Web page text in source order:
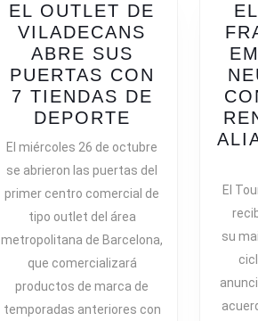
EL OUTLET DE
VILADECANS
ABRE SUS
PUERTAS CON
7 TIENDAS DE
DEPORTE
OUTLET
VILADECANS
ABRE
SUS
PUERTAS
CON
7
TIENDAS
El miércoles 26 de octubre
se abrieron las puertas del
primer centro comercial de
tipo outlet del área
metropolitana de Barcelona,
que comercializará
productos de marca de
temporadas anteriores con
El
su